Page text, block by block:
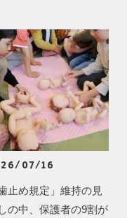
07/16
歯止め規定」維持の見
の中、保護者の9割が